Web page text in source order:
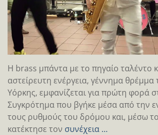
Η brass μπάντα με το πηγαίο ταλέντο
αστείρευτη ενέργεια, γέννημα θρέμμα
Υόρκης, εμφανίζεται για πρώτη φορά
Συγκρότημα που βγήκε μέσα από την
τους ρυθμούς του δρόμου και, μέσω
κατέκτησε τον συνέχεια …